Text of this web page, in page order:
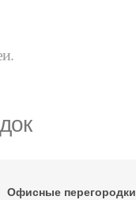
Офисные перегородки